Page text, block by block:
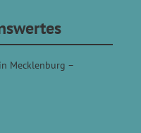
Mecklenburg –